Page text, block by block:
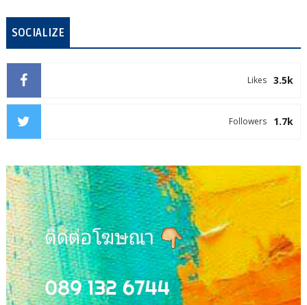
SOCIALIZE
3.5k
Likes
1.7k
Followers